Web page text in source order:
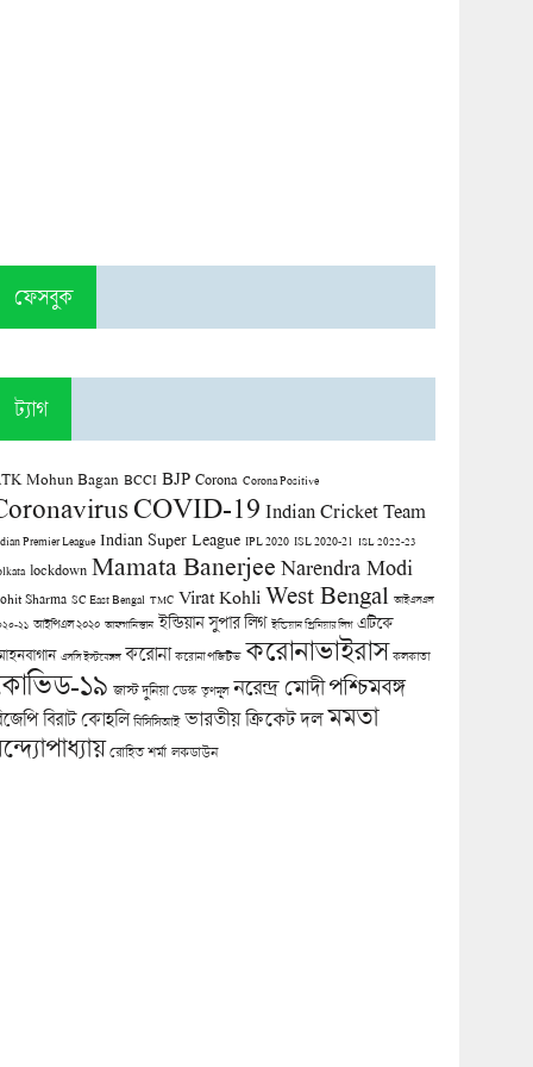
ফেসবুক
ট্যাগ
Mohun Bagan BCCI BJP Corona Corona Positive
COVID-19 Indian Cricket Team
Premier League Indian Super League IPL 2020 ISL 2020-21 ISL 2022-23
lockdown Mamata Banerjee Narendra Modi
Sharma SC East Bengal TMC Virat Kohli West Bengal আইএসএল
২১ আইপিএল ২০২০ আফগানিস্তান ইন্ডিয়ান সুপার লিগ ইন্ডিয়ান প্রিমিয়ার লিগ এটিকে
এসসি ইস্টবেঙ্গল করোনা করোনা পজিটিভ করোনাভাইরাস কলকাতা
১৯ জাস্ট দুনিয়া ডেস্ক তৃণমূল নরেন্দ্র মোদী পশ্চিমবঙ্গ
বিরাট কোহলি বিসিসিআই ভারতীয় ক্রিকেট দল মমতা
রোহিত শর্মা লকডাউন